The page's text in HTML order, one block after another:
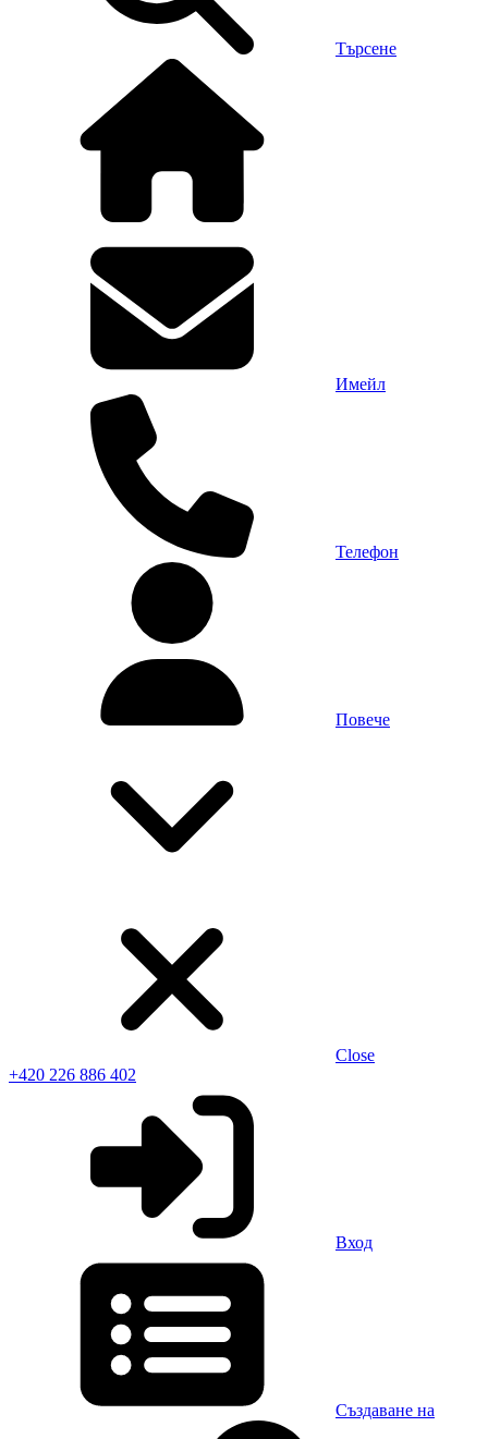
Търсене
Имейл
Телефон
Повече
Close
+420 226 886 402
Вход
Създаване на